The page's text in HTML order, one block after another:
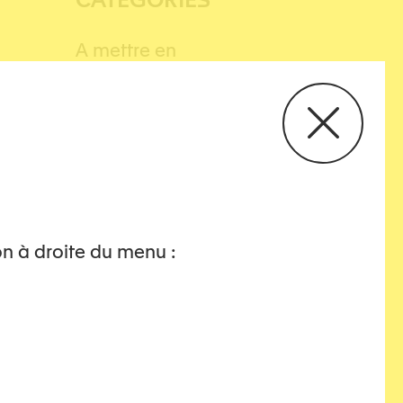
à droite du menu :
A mettre en
avant